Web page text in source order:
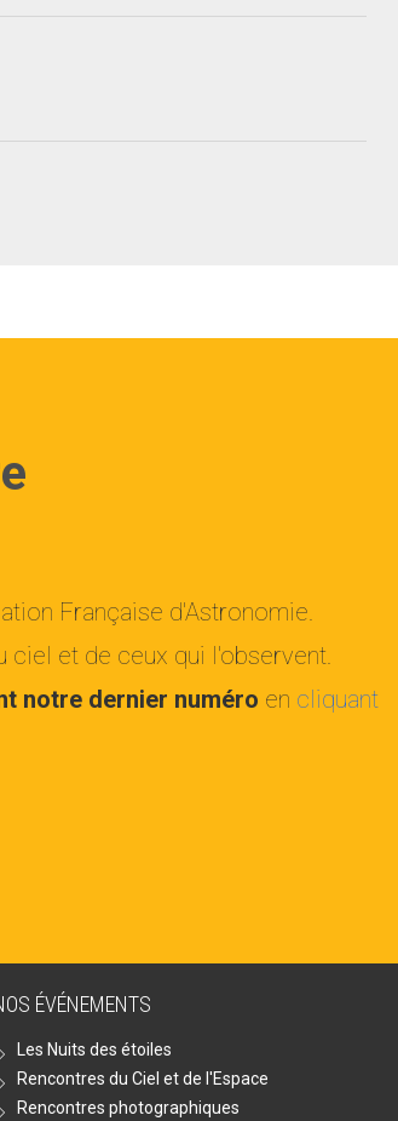
Française d'Astronomie.
et de ceux qui l'observent.
notre dernier numéro en cliquant
ÉVÉNEMENTS
Les Nuits des étoiles
Rencontres du Ciel et de l'Espace
Rencontres photographiques